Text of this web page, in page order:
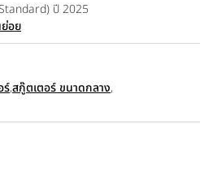
ปี 2025
อย
ร์,สกู๊ตเตอร์ ขนาดกลาง,